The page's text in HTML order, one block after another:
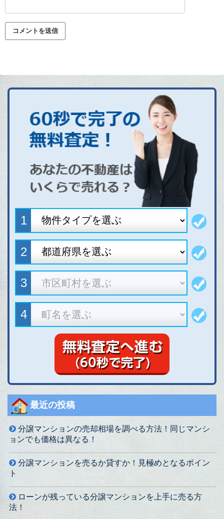
最近の投稿
分譲マンションの売却相場を調べる方法！同じマンシ
ョンでも価格は異なる！
分譲マンションを売るか貸すか！見極めとなるポイン
ト
ローンが残っている分譲マンションを上手に売る方
法！